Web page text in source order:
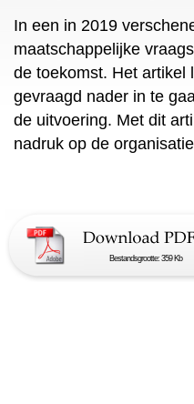
In een in 2019
maatschappelijke
de toekomst. Het artikel
gevraagd nader in te
de uitvoering. Met dit
nadruk op de
Bestandsgrootte: 359 Kb